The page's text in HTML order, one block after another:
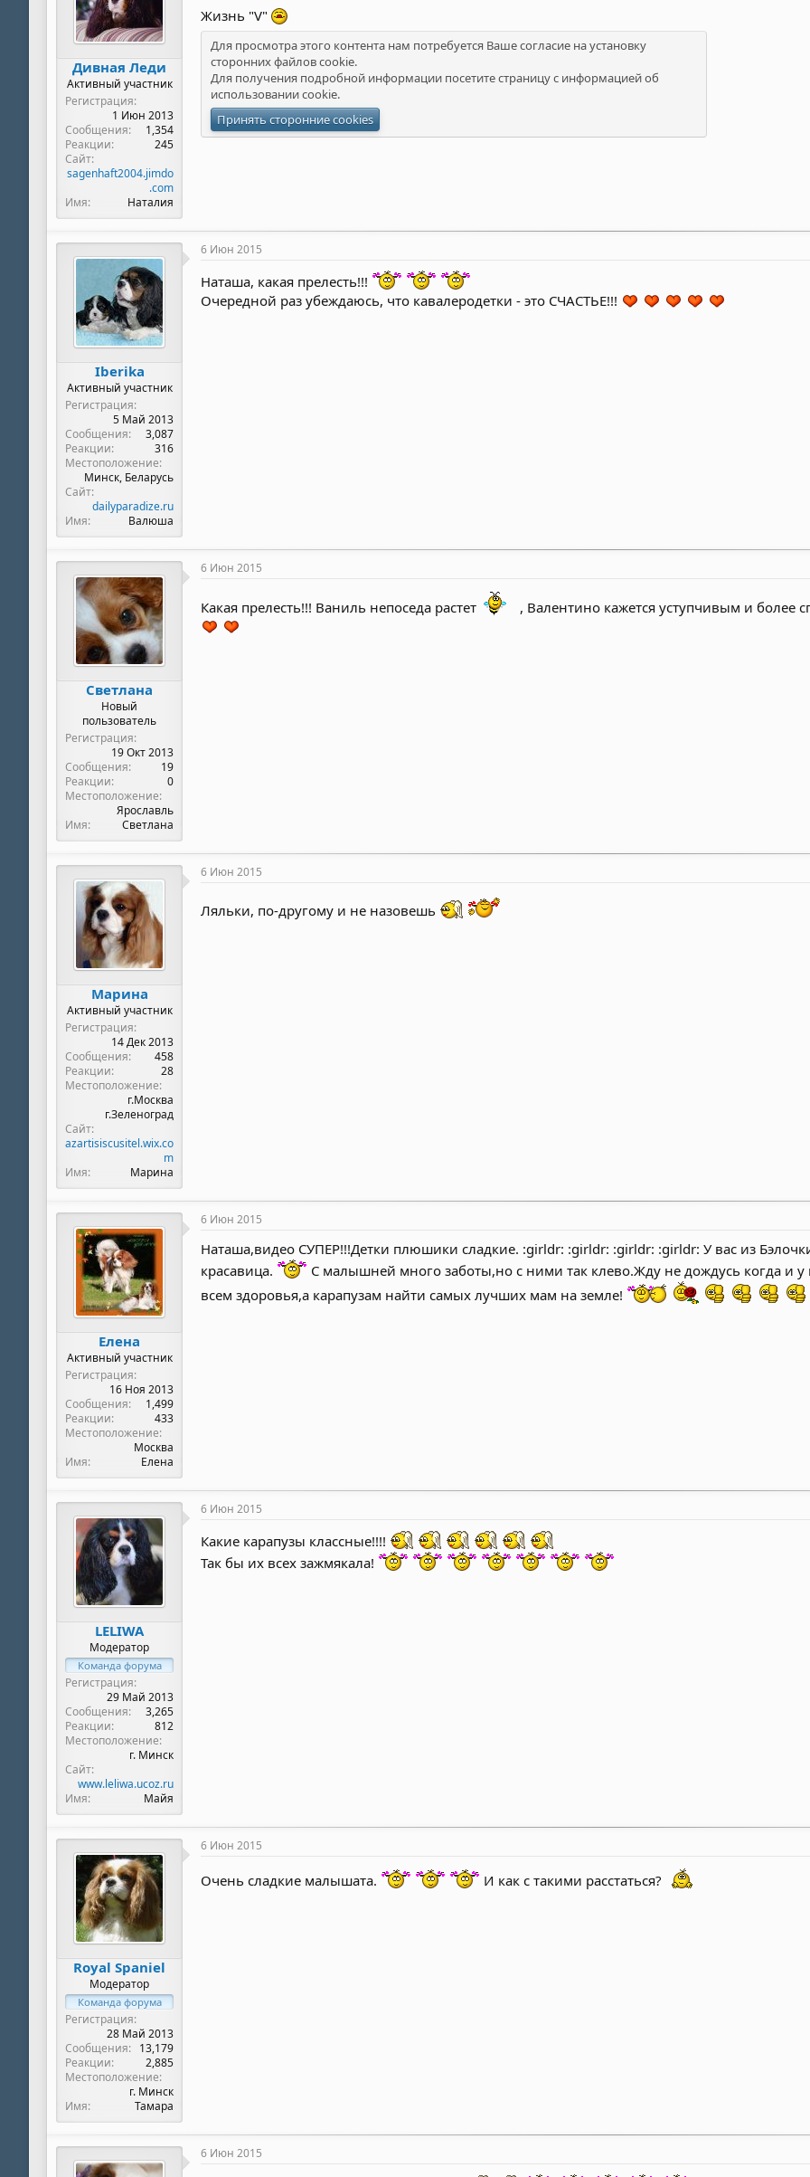
Дивная Леди
Активный участник
Регистрация
1 Июн 2013
Сообщения
1,354
Реакции
245
Сайт
sagenhaft2004.jimdo
.com
Имя
Наталия
Жизнь "V"
Для просмотра этого контента нам потребуется Ваше согласие на установку
сторонних файлов cookie.
Для получения подробной информации посетите страницу с информацией об
использовании cookie.
Принять сторонние cookies
Iberika
Активный участник
Регистрация
5 Май 2013
Сообщения
3,087
Реакции
316
Местоположение
Минск, Беларусь
Сайт
dailyparadize.ru
Имя
Валюша
6 Июн 2015
Наташа, какая прелесть!!!
Очередной раз убеждаюсь, что кавалеродетки - это СЧАСТЬЕ!!!
Светлана
Новый
пользователь
Регистрация
19 Окт 2013
Сообщения
19
Реакции
0
Местоположение
Ярославль
Имя
Светлана
6 Июн 2015
Какая прелесть!!! Ваниль непоседа растет , Валентино кажется уступчивым и более
Марина
Активный участник
Регистрация
14 Дек 2013
Сообщения
458
Реакции
28
Местоположение
г.Москва
г.Зеленоград
Сайт
azartisiscusitel.wix.co
m
Имя
Марина
6 Июн 2015
Ляльки, по-другому и не назовешь
Елена
Активный участник
Регистрация
16 Ноя 2013
Сообщения
1,499
Реакции
433
Местоположение
Москва
Имя
Елена
6 Июн 2015
Наташа,видео СУПЕР!!!Детки плюшики сладкие. :girldr: :girldr: :girldr: :girldr: У вас из
красавица.
С малышней много заботы,но с ними так клево.Жду не дождусь когда и
всем здоровья,а карапузам найти самых лучших мам на земле!
LELIWA
Модератор
Команда форума
Регистрация
29 Май 2013
Сообщения
3,265
Реакции
812
Местоположение
г. Минск
Сайт
www.leliwa.ucoz.ru
Имя
Майя
6 Июн 2015
Какие карапузы классные!!!!
Так бы их всех зажмякала!
Royal Spaniel
Модератор
Команда форума
Регистрация
28 Май 2013
Сообщения
13,179
Реакции
2,885
Местоположение
г. Минск
Имя
Тамара
6 Июн 2015
Очень сладкие малышата. И как с такими расстаться?
6 Июн 2015